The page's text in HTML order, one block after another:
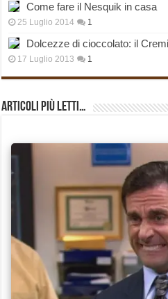
Come fare il Nesquik in casa
25 Luglio 2014 1
Dolcezze di cioccolato: il
17 Luglio 2013 1
Articoli più Letti…